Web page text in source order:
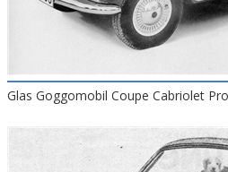
Glas Goggomobil Coupe Cabriolet